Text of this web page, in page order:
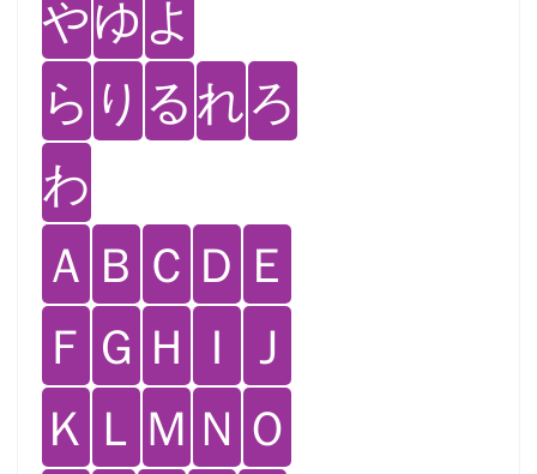
やゆ よ
ら り るれろ
わ
Ａ Ｂ Ｃ Ｄ Ｅ
Ｆ Ｇ Ｈ Ｉ Ｊ
Ｋ Ｌ Ｍ Ｎ Ｏ